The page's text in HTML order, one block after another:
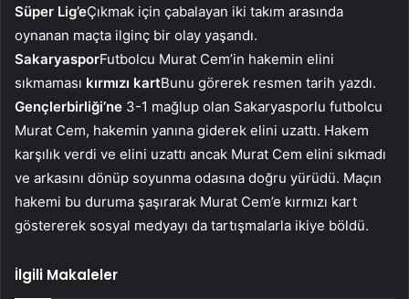
Süper Lig’eÇıkmak için çabalayan iki takım arasında
oynanan maçta ilginç bir olay yaşandı.
SakaryasporFutbolcu Murat Cem’in hakemin elini
sıkmaması kırmızı kartBunu görerek resmen tarih yazdı.
Gençlerbirliği’ne 3-1 mağlup olan Sakaryasporlu futbolcu
Murat Cem, hakemin yanına giderek elini uzattı. Hakem
karşılık verdi ve elini uzattı ancak Murat Cem elini sıkmadı
ve arkasını dönüp soyunma odasına doğru yürüdü. Maçın
hakemi bu duruma şaşırarak Murat Cem’e kırmızı kart
göstererek sosyal medyayı da tartışmalarla ikiye böldü.
İlgili Makaleler